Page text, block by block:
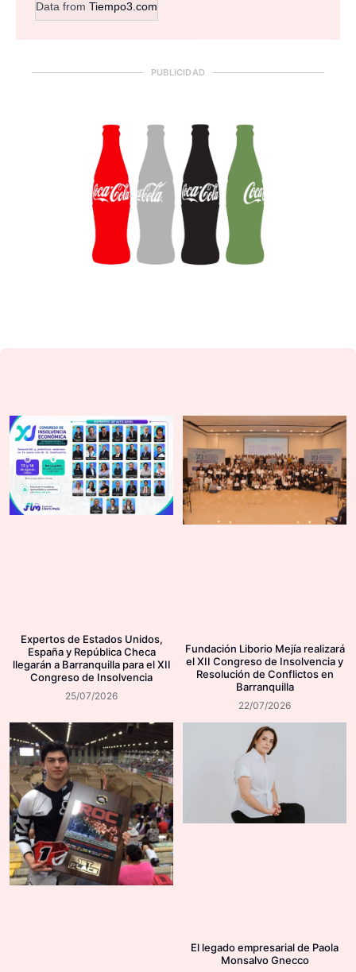
Data from Tiempo3.com
PUBLICIDAD
Expertos de Estados Unidos,
España y República Checa
llegarán a Barranquilla para el XII
Congreso de Insolvencia
25/07/2026
Fundación Liborio Mejía realizará
el XII Congreso de Insolvencia y
Resolución de Conflictos en
Barranquilla
22/07/2026
El legado empresarial de Paola
Monsalvo Gnecco